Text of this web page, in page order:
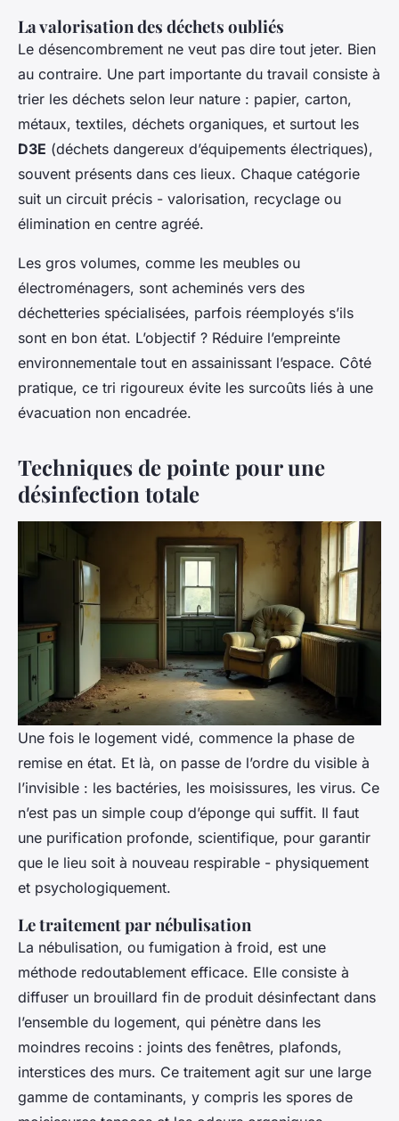
La valorisation des déchets oubliés
Le désencombrement ne veut pas dire tout jeter. Bien
au contraire. Une part importante du travail consiste à
trier les déchets selon leur nature : papier, carton,
métaux, textiles, déchets organiques, et surtout les
D3E (déchets dangereux d’équipements électriques),
souvent présents dans ces lieux. Chaque catégorie
suit un circuit précis - valorisation, recyclage ou
élimination en centre agréé.
Les gros volumes, comme les meubles ou
électroménagers, sont acheminés vers des
déchetteries spécialisées, parfois réemployés s’ils
sont en bon état. L’objectif ? Réduire l’empreinte
environnementale tout en assainissant l’espace. Côté
pratique, ce tri rigoureux évite les surcoûts liés à une
évacuation non encadrée.
Techniques de pointe pour une
désinfection totale
Une fois le logement vidé, commence la phase de
remise en état. Et là, on passe de l’ordre du visible à
l’invisible : les bactéries, les moisissures, les virus. Ce
n’est pas un simple coup d’éponge qui suffit. Il faut
une purification profonde, scientifique, pour garantir
que le lieu soit à nouveau respirable - physiquement
et psychologiquement.
Le traitement par nébulisation
La nébulisation, ou fumigation à froid, est une
méthode redoutablement efficace. Elle consiste à
diffuser un brouillard fin de produit désinfectant dans
l’ensemble du logement, qui pénètre dans les
moindres recoins : joints des fenêtres, plafonds,
interstices des murs. Ce traitement agit sur une large
gamme de contaminants, y compris les spores de